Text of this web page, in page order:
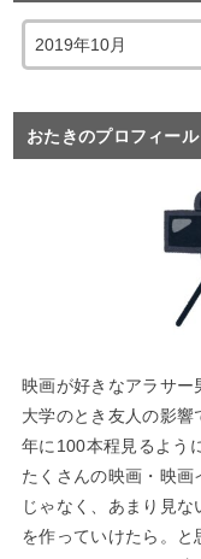
おたきのプロフィール
映画が好きなアラサー
大学のとき友人の影響
年に100本程見るよう
たくさんの映画・映
じゃなく、あまり見
を作っていけたら。と